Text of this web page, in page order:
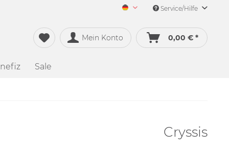
Merch&Music Deutsch
Service/Hilfe
Mein Konto 0,00 € *
Sale
Cryssis